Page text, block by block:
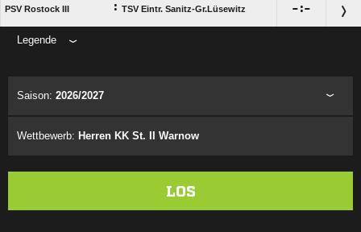
PSV Rostock III : TSV Eintr. Sanitz-Gr.Lüsewitz :
Legende
Saison: 2026/2027
Wettbewerb: Herren KK St. II Warnow
LOS